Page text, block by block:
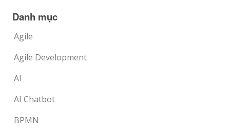
Danh mục
Agile
Agile Development
AI
AI Chatbot
BPMN